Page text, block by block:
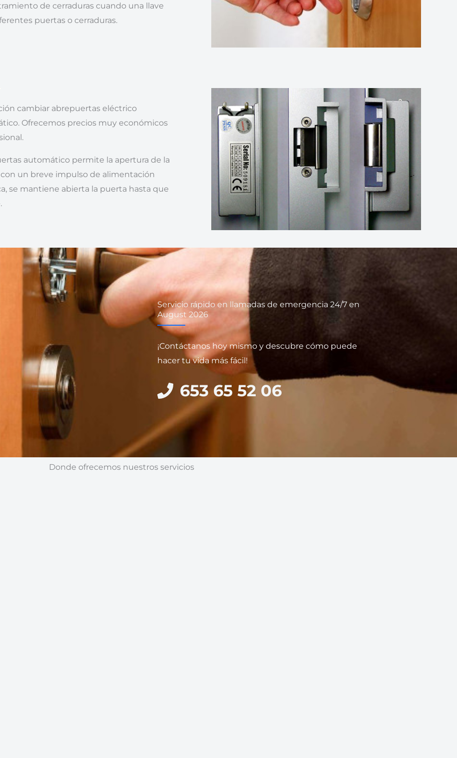
de cerraduras cuando una llave
puertas o cerraduras.
cambiar abrepuertas eléctrico
Ofrecemos precios muy económicos
automático permite la apertura de la
un breve impulso de alimentación
se mantiene abierta la puerta hasta que
Servicio rápido en llamadas de emergencia 24/7 en
August 2026
¡Contáctanos hoy mismo y descubre cómo puede
hacer tu vida más fácil!
653 65 52 06
Donde ofrecemos nuestros servicios